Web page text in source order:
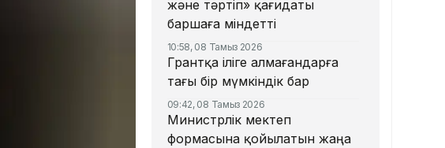
және тәртіп» қағидаты
баршаға міндетті
10:58, 08 Тамыз 2026
Грантқа іліге алмағандарға
тағы бір мүмкіндік бар
09:42, 08 Тамыз 2026
Министрлік мектеп
формасына қойылатын жаңа